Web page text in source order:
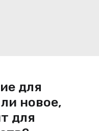
для
новое,
для